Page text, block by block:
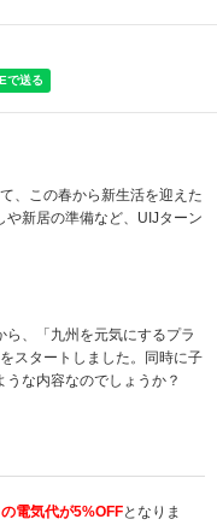
、この春から新生活を迎えた
新居の準備など、UIJターン
、「九州を元気にするプラ
スタートしました。同時に子
な内容なのでしょうか？
電気代が5%OFFとなりま